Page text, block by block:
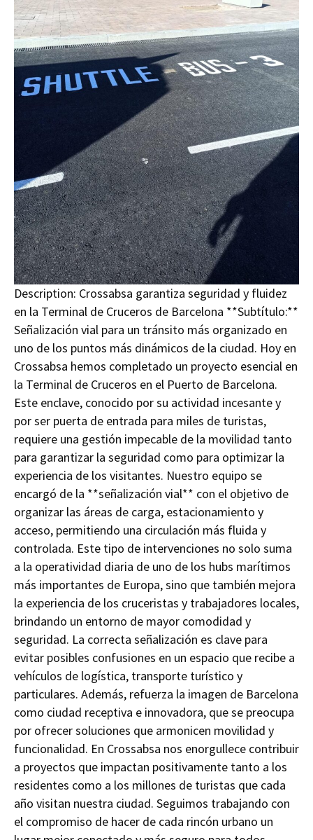
Description: Crossabsa garantiza seguridad y fluidez
en la Terminal de Cruceros de Barcelona **Subtítulo:**
Señalización vial para un tránsito más organizado en
uno de los puntos más dinámicos de la ciudad. Hoy en
Crossabsa hemos completado un proyecto esencial en
la Terminal de Cruceros en el Puerto de Barcelona.
Este enclave, conocido por su actividad incesante y
por ser puerta de entrada para miles de turistas,
requiere una gestión impecable de la movilidad tanto
para garantizar la seguridad como para optimizar la
experiencia de los visitantes. Nuestro equipo se
encargó de la **señalización vial** con el objetivo de
organizar las áreas de carga, estacionamiento y
acceso, permitiendo una circulación más fluida y
controlada. Este tipo de intervenciones no solo suma
a la operatividad diaria de uno de los hubs marítimos
más importantes de Europa, sino que también mejora
la experiencia de los cruceristas y trabajadores locales,
brindando un entorno de mayor comodidad y
seguridad. La correcta señalización es clave para
evitar posibles confusiones en un espacio que recibe a
vehículos de logística, transporte turístico y
particulares. Además, refuerza la imagen de Barcelona
como ciudad receptiva e innovadora, que se preocupa
por ofrecer soluciones que armonicen movilidad y
funcionalidad. En Crossabsa nos enorgullece contribuir
a proyectos que impactan positivamente tanto a los
residentes como a los millones de turistas que cada
año visitan nuestra ciudad. Seguimos trabajando con
el compromiso de hacer de cada rincón urbano un